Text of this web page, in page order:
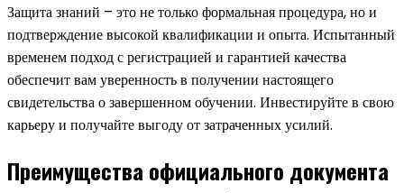
Защита знаний – это не только формальная процедура, но и
подтверждение высокой квалификации и опыта. Испытанный
временем подход с регистрацией и гарантией качества
обеспечит вам уверенность в получении настоящего
свидетельства о завершенном обучении. Инвестируйте в свою
карьеру и получайте выгоду от затраченных усилий.
Преимущества официального документа